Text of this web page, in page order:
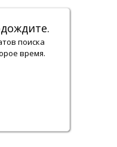
поиска
время.